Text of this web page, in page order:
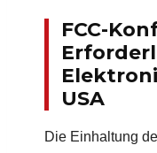
FCC-
USA
Die Einhaltung